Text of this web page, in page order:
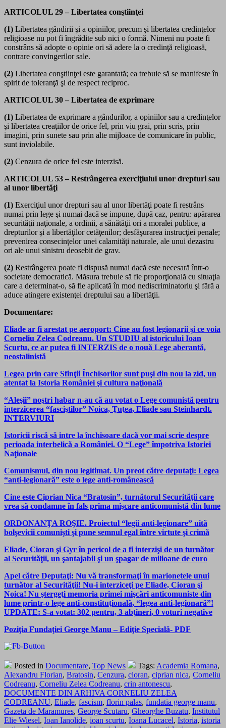
ARTICOLUL 29 – Libertatea conştiinţei
(1) Libertatea gândirii şi a opiniilor, precum şi libertatea credinţelor
religioase nu pot fi îngrădite sub nici o formă. Nimeni nu poate fi
constrâns să adopte o opinie ori să adere la o credinţă religioasă,
contrare convingerilor sale.
(2) Libertatea conştiinţei este garantată; ea trebuie să se manifeste în
spirit de toleranţă şi de respect reciproc.
ARTICOLUL 30 – Libertatea de exprimare
(1) Libertatea de exprimare a gândurilor, a opiniilor sau a credinţelor
şi libertatea creaţiilor de orice fel, prin viu grai, prin scris, prin
imagini, prin sunete sau prin alte mijloace de comunicare în public,
sunt inviolabile.
(2) Cenzura de orice fel este interzisă.
ARTICOLUL 53 – Restrângerea exerciţiului unor drepturi sau
al unor libertăţi
(1) Exerciţiul unor drepturi sau al unor libertăţi poate fi restrâns
numai prin lege şi numai dacă se impune, după caz, pentru: apărarea
securităţii naţionale, a ordinii, a sănătăţii ori a moralei publice, a
drepturilor şi a libertăţilor cetăţenilor; desfăşurarea instrucţiei penale;
prevenirea consecinţelor unei calamităţi naturale, ale unui dezastru
ori ale unui sinistru deosebit de grav.
(2) Restrângerea poate fi dispusă numai dacă este necesară într-o
societate democratică. Măsura trebuie să fie proporţională cu situaţia
care a determinat-o, să fie aplicată în mod nediscriminatoriu şi fără a
aduce atingere existenţei dreptului sau a libertăţii.
Documentare:
Eliade ar fi arestat pe aeroport: Cine au fost legionarii şi ce voia
Corneliu Zelea Codreanu. Un STUDIU al istoricului Ioan
Scurtu, ce ar putea fi INTERZIS de o nouă Lege aberantă,
neostalinistă
Legea prin care Sfinţii Închisorilor sunt puşi din nou la zid, un
atentat la Istoria României şi cultura naţională
“Aleşii” noştri habar n-au că au votat o Lege comunistă pentru
interzicerea “fasciştilor” Noica, Ţuţea, Eliade sau Steinhardt.
INTERVIURI
Istoricii riscă să intre la închisoare dacă vor mai scrie despre
perioada interbelică a României. O “Lege” împotriva Istoriei
Naţionale
Comunismul, din nou legitimat. Un preot către deputaţi: Legea
“anti-legionară” este o lege anti-românească
Cine este Ciprian Nica “Bratosin”, turnătorul Securităţii care
vrea să condamne în fals prima mişcare anticomunistă din lume
ORDONANŢA ROŞIE. Proiectul “legii anti-legionare” uită
bolşevicii comunişti şi pune semnul egal între virtute şi crimă
Eliade, Cioran şi Gyr în pericol de a fi interzişi de un turnător
al Securităţii, un şantajabil şi un şpagar de milioane de euro
Apel către Deputaţi: Nu vă transformaţi în marionetele unui
turnător al Securităţii! Nu-i interziceţi pe Eliade, Cioran şi
Noica! Nu ştergeţi memoria primei mişcări anticomuniste din
lume printr-o lege anti-constituţională, “legea anti-legionară”!
UPDATE: S-a votat: 302 pentru, 3 abţineri, 0 voturi negative
Poziţia Fundaţiei George Manu – Ediţie Specială- PDF
Posted in Documentare, Top News Tags: Academia Romana,
Alexandru Florian, Bratosin, Cenzura, cioran, ciprian nica, Corneliu
Codreanu, Corneliu Zelea Codreanu, crin antonescu,
DOCUMENTE DIN ARHIVA CORNELIU ZELEA
CODREANU, Eliade, fascism, florin palas, fundatia george manu,
Gazeta de Maramures, George Scutaru, Gheorghe Buzatu, Institutul
Elie Wiesel, Ioan Ianolide, ioan scurtu, Ioana Lucacel, Istoria, istoria